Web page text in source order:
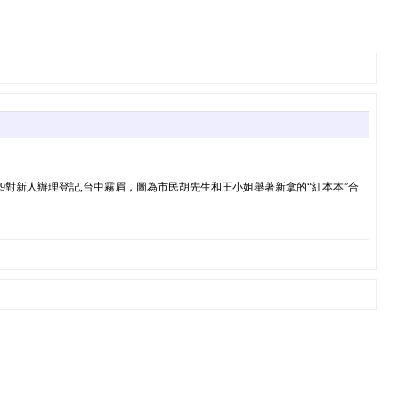
新人辦理登記,台中霧眉，圖為市民胡先生和王小姐舉著新拿的“紅本本”合